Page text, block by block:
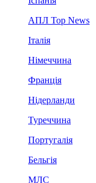
АПЛ Top News
Італія
Німеччина
Франція
Нідерланди
Туреччина
Португалія
Бельгія
МЛС